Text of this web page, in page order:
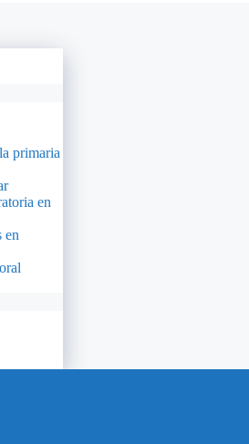
primaria
en
en